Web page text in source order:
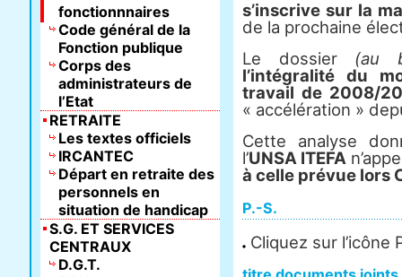
s’inscrive sur la
de la prochaine
Le dossier (au
l’intégralité du
travail de 2008/
« accélération »
Cette analyse
l’UNSA ITEFA
à celle prévue lors
P.-S.
Cliquez sur
fonctionnnaires
Code général de la
Fonction publique
Corps des
administrateurs de
l’Etat
RETRAITE
Les textes officiels
IRCANTEC
Départ en retraite des
personnels en
situation de handicap
S.G. ET SERVICES
CENTRAUX
D.G.T.